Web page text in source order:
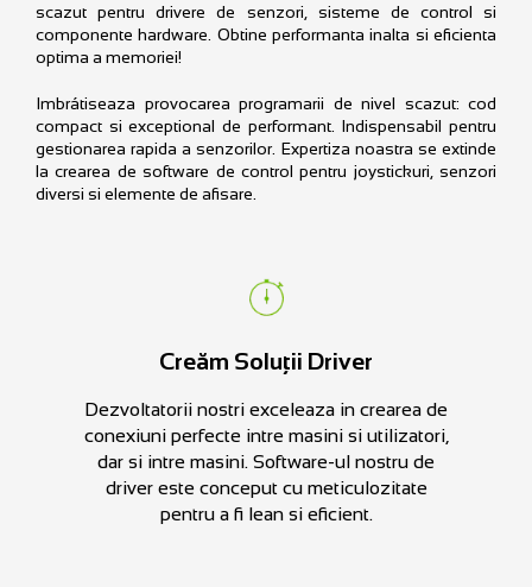
scazut pentru drivere de senzori, sisteme de control si
componente hardware. Obtine performanta inalta si eficienta
optima a memoriei!
Imbrátiseaza provocarea programarii de nivel scazut: cod
compact si exceptional de performant. Indispensabil pentru
gestionarea rapida a senzorilor. Expertiza noastra se extinde
la crearea de software de control pentru joystickuri, senzori
diversi si elemente de afisare.
Creăm Soluții Driver
Dezvoltatorii nostri exceleaza in crearea de
conexiuni perfecte intre masini si utilizatori,
dar si intre masini. Software-ul nostru de
driver este conceput cu meticulozitate
pentru a fi lean si eficient.